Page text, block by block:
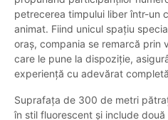
petrecerea timpului liber într-un
animat. Fiind unicul spațiu
oraș, compania se remarcă prin
care le pune la dispoziție,
experiență cu adevărat
Suprafața de 300 de metri
în stil fluorescent și include